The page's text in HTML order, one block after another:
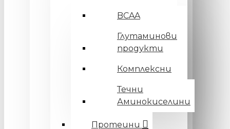
BCAA
Глутаминови
продукти
Комплексни
Течни
Аминокиселини
Протеини